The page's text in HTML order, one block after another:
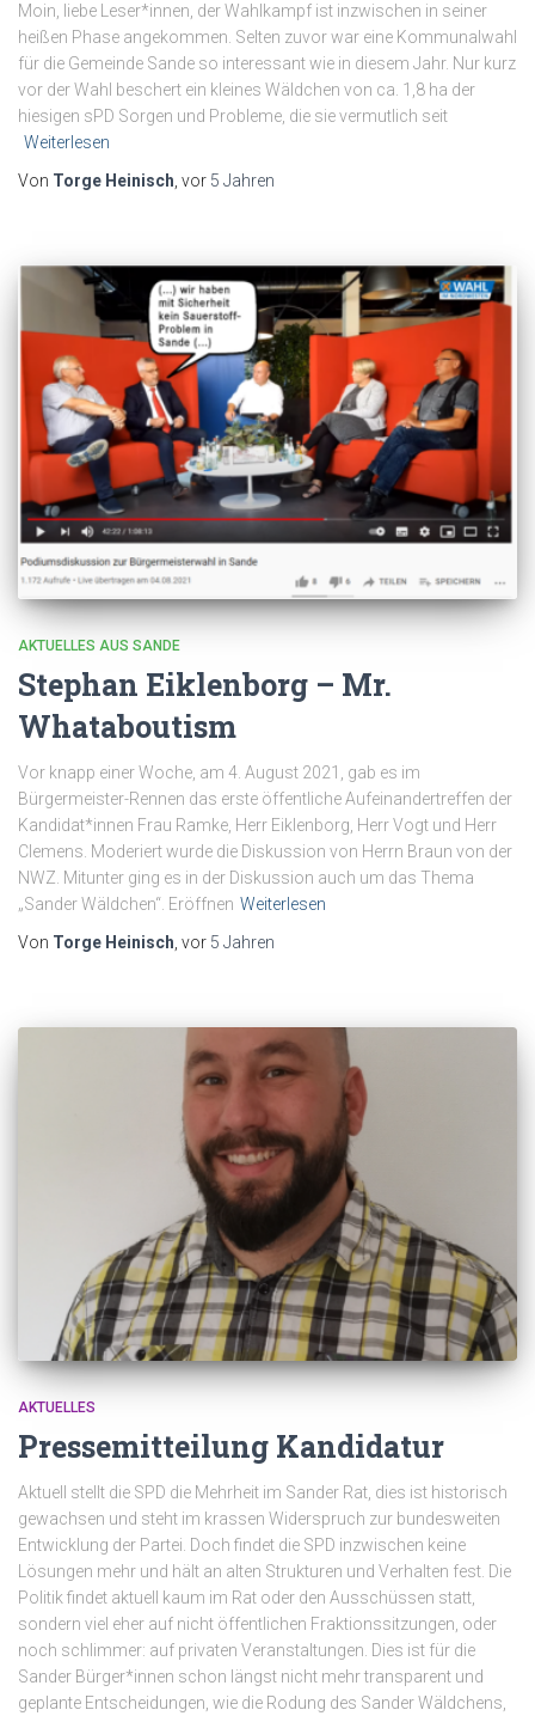
Moin, liebe Leser*innen, der Wahlkampf ist inzwischen in seiner
heißen Phase angekommen. Selten zuvor war eine Kommunalwahl
für die Gemeinde Sande so interessant wie in diesem Jahr. Nur kurz
vor der Wahl beschert ein kleines Wäldchen von ca. 1,8 ha der
hiesigen sPD Sorgen und Probleme, die sie vermutlich seit
Weiterlesen
Von Torge Heinisch, vor 5 Jahren
AKTUELLES AUS SANDE
Stephan Eiklenborg – Mr.
Whataboutism
Vor knapp einer Woche, am 4. August 2021, gab es im
Bürgermeister-Rennen das erste öffentliche Aufeinandertreffen der
Kandidat*innen Frau Ramke, Herr Eiklenborg, Herr Vogt und Herr
Clemens. Moderiert wurde die Diskussion von Herrn Braun von der
NWZ. Mitunter ging es in der Diskussion auch um das Thema
„Sander Wäldchen“. Eröffnen Weiterlesen
Von Torge Heinisch , vor 5 Jahren
AKTUELLES
Pressemitteilung Kandidatur
Aktuell stellt die SPD die Mehrheit im Sander Rat, dies ist historisch
gewachsen und steht im krassen Widerspruch zur bundesweiten
Entwicklung der Partei. Doch findet die SPD inzwischen keine
Lösungen mehr und hält an alten Strukturen und Verhalten fest. Die
Politik findet aktuell kaum im Rat oder den Ausschüssen statt,
sondern viel eher auf nicht öffentlichen Fraktionssitzungen, oder
noch schlimmer: auf privaten Veranstaltungen. Dies ist für die
Sander Bürger*innen schon längst nicht mehr transparent und
geplante Entscheidungen, wie die Rodung des Sander Wäldchens,